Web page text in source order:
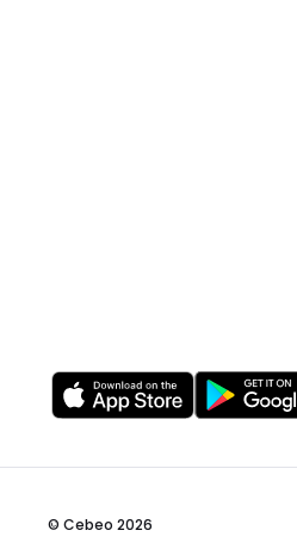
© Cebeo 2026